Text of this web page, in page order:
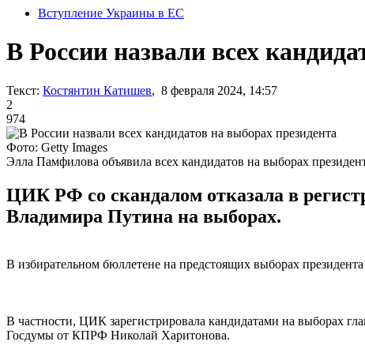
Вступление Украины в ЕС
В России назвали всех
Текст: Костянтин Катишев, 8 февраля 2024, 14:57
2
974
Фото: Getty Images
Элла Памфилова объявила всех кандидатов на выборах
ЦИК РФ со скандалом отказала в
Владимира Путина на выборах.
В избирательном бюллетене на предстоящих выборах
В частности, ЦИК зарегистрировала кандидатами на выборах
Госдумы от КПРФ Николай Харитонова.